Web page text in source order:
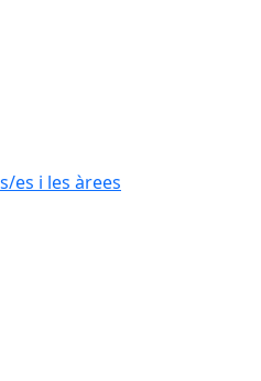
es i les àrees